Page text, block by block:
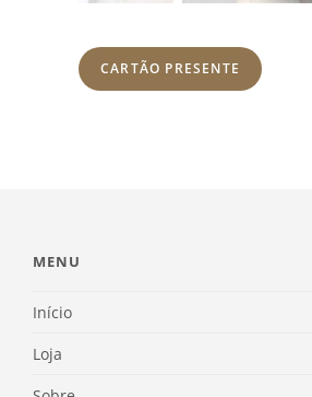
CARTÃO PRESENTE
MENU
Início
Loja